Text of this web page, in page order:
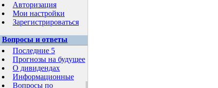
Авторизация
Мои настройки
Зарегистрироваться
Вопросы и ответы
Последние 5
Прогнозы на будущее
О дивидендах
Информационные
Вопросы по